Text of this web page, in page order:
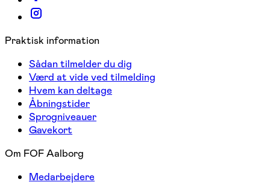
Praktisk information
Sådan tilmelder du dig
Værd at vide ved tilmelding
Hvem kan deltage
Åbningstider
Sprogniveauer
Gavekort
Om FOF Aalborg
Medarbejdere